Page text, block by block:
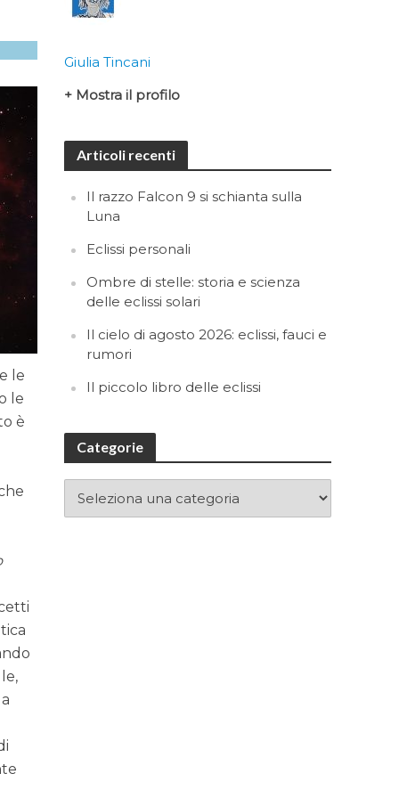
le
le
è
Giulia Tincani
+ Mostra il profilo
Articoli recenti
Il razzo Falcon 9 si schianta sulla
Luna
Eclissi personali
Ombre di stelle: storia e scienza
delle eclissi solari
Il cielo di agosto 2026: eclissi, fauci e
rumori
Il piccolo libro delle eclissi
Categorie